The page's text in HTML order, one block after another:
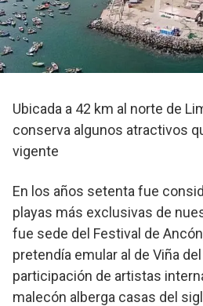
Ubicada a 42 km al norte de
conserva algunos atractivos
vigente
En los años setenta fue
playas más exclusivas de
fue sede del Festival de
pretendía emular al de Viña
participación de artistas
malecón alberga casas del